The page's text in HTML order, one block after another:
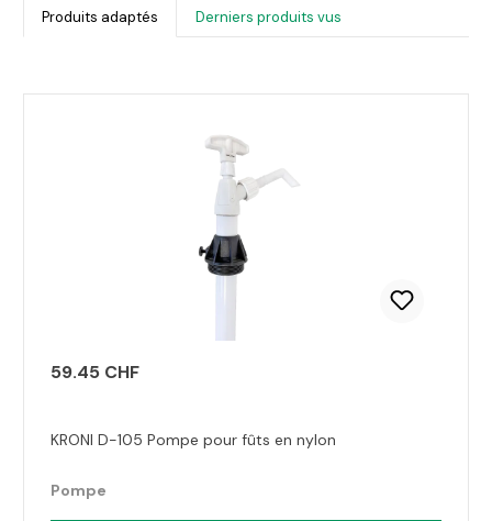
Produits adaptés Derniers produits vus
59.45 CHF
KRONI D-105 Pompe pour fûts en nylon
Pompe